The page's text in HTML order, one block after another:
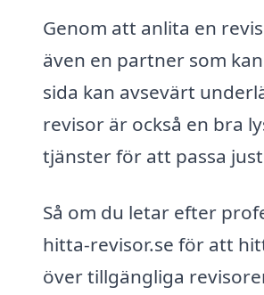
Genom att anlita en
även en partner som
sida kan avsevärt
revisor är också en bra
tjänster för att passa
Så om du letar efter
hitta-revisor.se för att
över tillgängliga